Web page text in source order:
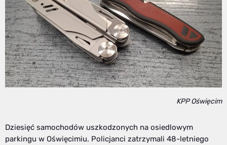
KPP Oświęcim
Dziesięć samochodów uszkodzonych na osiedlowym
parkingu w Oświęcimiu. Policjanci zatrzymali 48-letniego